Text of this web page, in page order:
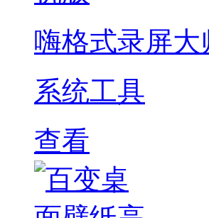
嗨格式录屏大
系统工具
查看